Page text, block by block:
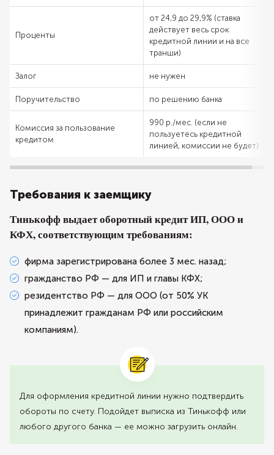
Проценты
от 24,9 до 29,9% (ставка
действует весь срок
кредитной линии и на все
транши)
Залог не нужен
Поручительство по решению банка
Комиссия за пользование
кредитом
990 р./мес. (если не
пользуетесь кредитной
линией, комиссии не будет)
Требования к заемщику
Тинькофф выдает оборотный кредит ИП, ООО и
КФХ, соответствующим требованиям:
фирма зарегистрирована более 3 мес. назад;
гражданство РФ — для ИП и главы КФХ;
резидентство РФ — для ООО (от 50% УК
принадлежит гражданам РФ или российским
компаниям).
Для оформления кредитной линии нужно подтвердить
обороты по счету. Подойдет выписка из Тинькофф или
любого другого банка — ее можно загрузить онлайн.